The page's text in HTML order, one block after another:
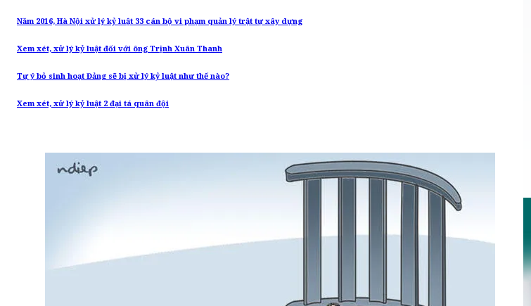
Năm 2016, Hà Nội xử lý kỷ luật 33 cán bộ vi phạm quản lý trật tự xây dựng
Xem xét, xử lý kỷ luật đối với ông Trịnh Xuân Thanh
Tự ý bỏ sinh hoạt Đảng sẽ bị xử lý kỷ luật như thế nào?
Xem xét, xử lý kỷ luật 2 đại tá quân đội